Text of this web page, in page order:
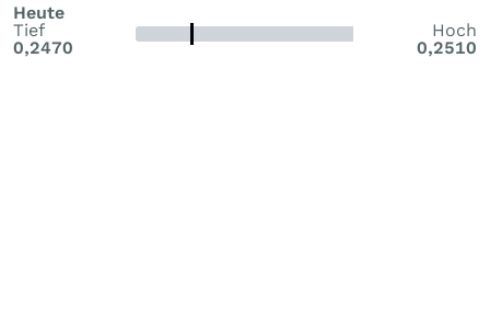
Heute
Tief
0,2470
Hoch
0,2510